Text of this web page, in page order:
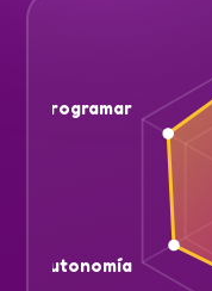
Autonomía
Programar